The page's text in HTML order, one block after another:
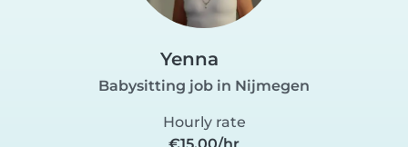
Yenna
Babysitting job in Nijmegen
Hourly rate